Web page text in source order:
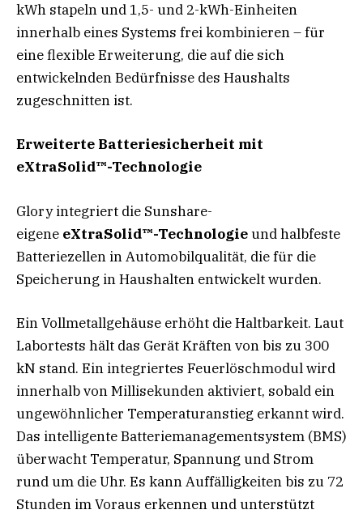
kWh stapeln und 1,5- und 2-kWh-Einheiten
innerhalb eines Systems frei kombinieren – für
eine flexible Erweiterung, die auf die sich
entwickelnden Bedürfnisse des Haushalts
zugeschnitten ist.
Erweiterte Batteriesicherheit mit
eXtraSolid™-Technologie
Glory integriert die Sunshare-
eigene eXtraSolid™-Technologieund halbfeste
Batteriezellen in Automobilqualität, die für die
Speicherung in Haushalten entwickelt wurden.
Ein Vollmetallgehäuse erhöht die Haltbarkeit. Laut
Labortests hält das Gerät Kräften von bis zu 300
kN stand. Ein integriertes Feuerlöschmodul wird
innerhalb von Millisekunden aktiviert, sobald ein
ungewöhnlicher Temperaturanstieg erkannt wird.
Das intelligente Batteriemanagementsystem (BMS)
überwacht Temperatur, Spannung und Strom
rund um die Uhr. Es kann Auffälligkeiten bis zu 72
Stunden im Voraus erkennen und unterstützt